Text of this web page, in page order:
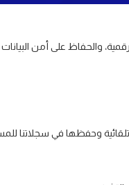
والحفاظ على أمن
وحفظها في سجلاتنا